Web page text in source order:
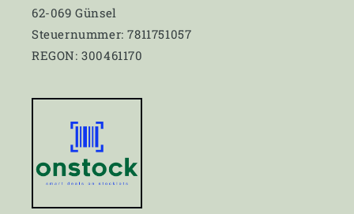
62-069 Günsel
Steuernummer: 7811751057
REGON: 300461170